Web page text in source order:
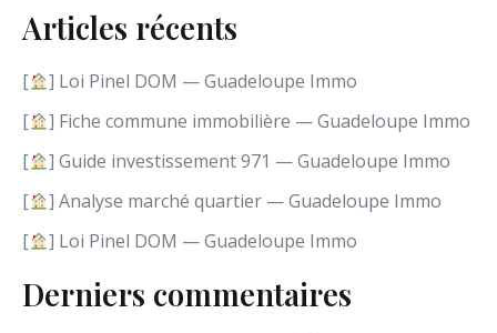
n
l
a
n
u
Articles récents
[
] Loi Pinel DOM — Guadeloupe Immo
[
] Fiche commune immobilière — Guadeloupe Immo
[
] Guide investissement 971 — Guadeloupe Immo
[
] Analyse marché quartier — Guadeloupe Immo
[
] Loi Pinel DOM — Guadeloupe Immo
Derniers commentaires